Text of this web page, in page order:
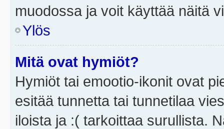
muodossa ja voit käyttää näitä
Ylös
Mitä ovat hymiöt?
Hymiöt tai emootio-ikonit ovat
esitää tunnetta tai tunnetilaa
iloista ja :( tarkoittaa surullista.